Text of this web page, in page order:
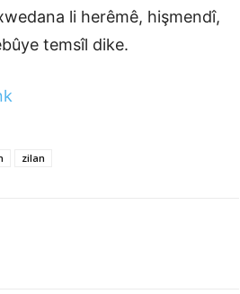
li herêmê, hişmendî,
temsîl dike.
zilan